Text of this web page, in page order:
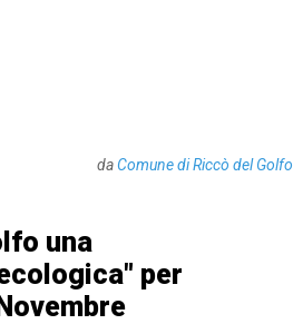
daComune di Riccò del Golfo
una
per